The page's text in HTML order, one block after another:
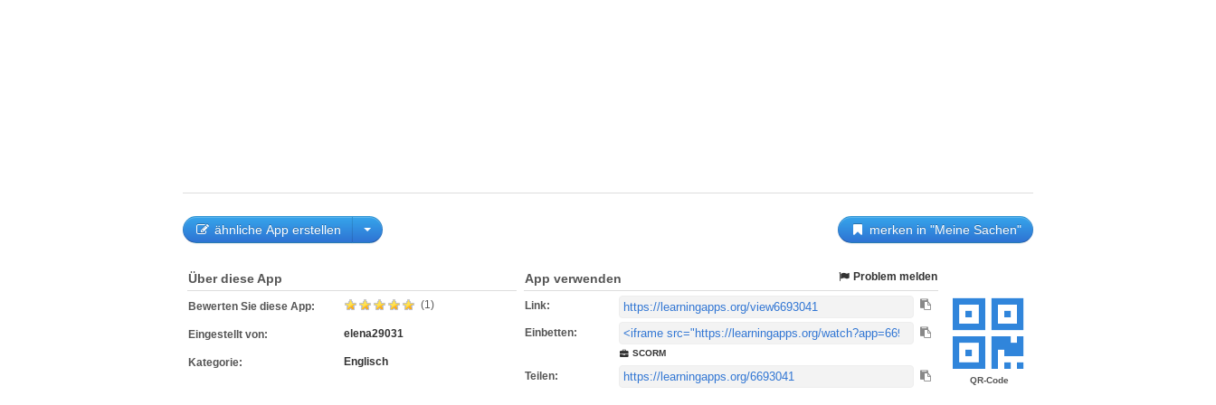
ähnliche App erstellen merken in "Meine Sachen"
QR-Code
Über diese App
Bewerten Sie diese App: (1)
Eingestellt von: elena29031
Kategorie: Englisch
App verwenden Problem melden
Link:
Einbetten:
SCORM
Teilen: